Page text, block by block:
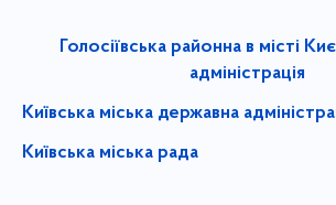
Голосіївська районна в місті
адміністрація
Київська міська державна
Київська міська рада